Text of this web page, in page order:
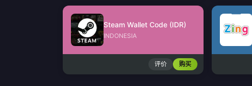
Steam Wallet Code (IDR)
INDONESIA
评价 购买